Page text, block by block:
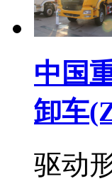
中国
卸车
驱动